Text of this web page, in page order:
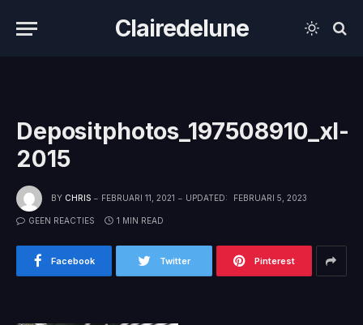
Clairedelune
Depositphotos_197508910_xl-
2015
BY CHRIS FEBRUARI 11, 2021 UPDATED: FEBRUARI 5, 2023
GEEN REACTIES 1 MIN READ
Facebook Twitter Pinterest